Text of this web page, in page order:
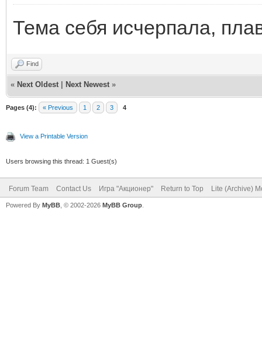
Тема себя исчерпала,
Find
« Next Oldest Next Newest »
Pages (4): « Previous 1 2 3 4
View a Printable Version
Users browsing this thread: 1 Guest(s)
Forum Team Contact Us Игра "Акционер" Return to Top Lite (Archive)
Powered By MyBB , © 2002-2026 MyBB Group